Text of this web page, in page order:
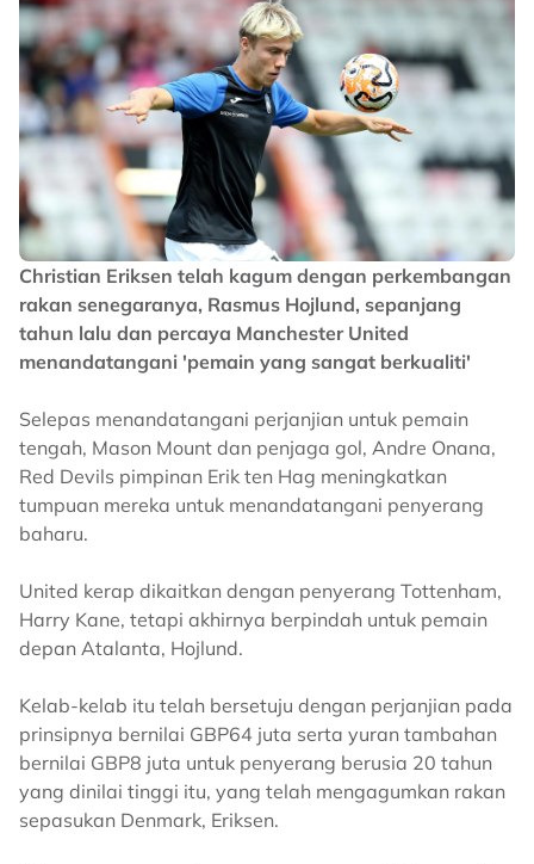
Christian Eriksen telah kagum dengan perkembangan
rakan senegaranya, Rasmus Hojlund, sepanjang
tahun lalu dan percaya Manchester United
menandatangani 'pemain yang sangat berkualiti'
Selepas menandatangani perjanjian untuk pemain
tengah, Mason Mount dan penjaga gol, Andre Onana,
Red Devils pimpinan Erik ten Hag meningkatkan
tumpuan mereka untuk menandatangani penyerang
baharu.
United kerap dikaitkan dengan penyerang Tottenham,
Harry Kane, tetapi akhirnya berpindah untuk pemain
depan Atalanta, Hojlund.
Kelab-kelab itu telah bersetuju dengan perjanjian pada
prinsipnya bernilai GBP64 juta serta yuran tambahan
bernilai GBP8 juta untuk penyerang berusia 20 tahun
yang dinilai tinggi itu, yang telah mengagumkan rakan
sepasukan Denmark, Eriksen.